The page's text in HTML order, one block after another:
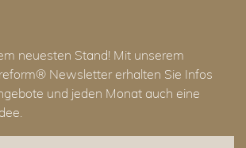
neuesten Stand! Mit unserem
Newsletter erhalten Sie Infos
und jeden Monat auch eine